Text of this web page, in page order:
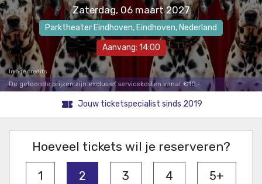
Zaterdag, 06 maart 2027
Parktheater Eindhoven, Eindhoven, Nederland
Aanvang: 14:00
Image credits
De getoonde prijzen zijn exclusief servicekosten vanaf €10,-.
Jouw ticketspecialist sinds 2019
Hoeveel tickets wil je reserveren?
1 2 3 4 5+